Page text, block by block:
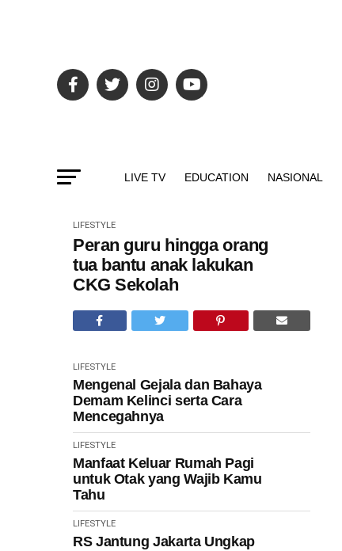
LIVE TV EDUCATION NASIONAL
LIFESTYLE
Peran guru hingga orang
tua bantu anak lakukan
CKG Sekolah
LIFESTYLE
Mengenal Gejala dan Bahaya
Demam Kelinci serta Cara
Mencegahnya
LIFESTYLE
Manfaat Keluar Rumah Pagi
untuk Otak yang Wajib Kamu
Tahu
LIFESTYLE
RS Jantung Jakarta Ungkap